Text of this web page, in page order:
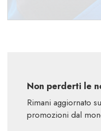
Non perderti le
Rimani aggiornato
promozioni dal